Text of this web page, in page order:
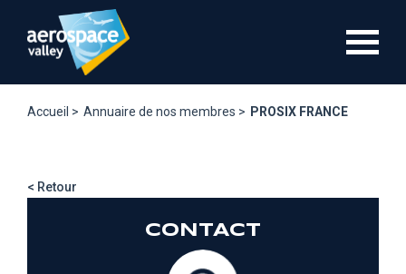
contenu
Accueil > Annuaire de nos membres > PROSIX FRANCE
< Retour
CONTACT